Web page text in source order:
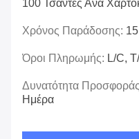
100 Τσάντες Ανά
Χρόνος Παράδοσης:
Όροι Πληρωμής: L/C,
Δυνατότητα
Ημέρα